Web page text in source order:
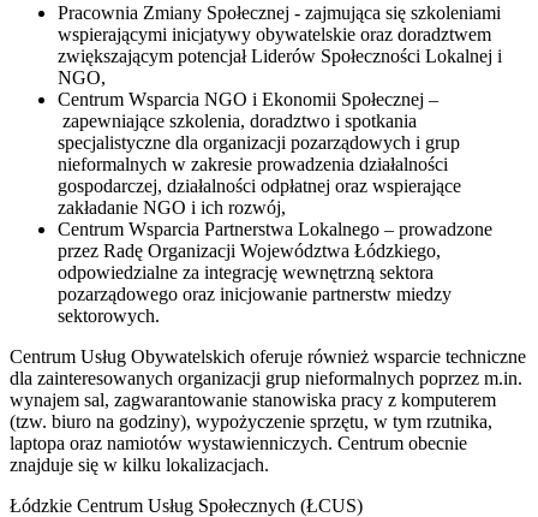
Pracownia Zmiany Społecznej - zajmująca się szkoleniami
wspierającymi inicjatywy obywatelskie oraz doradztwem
zwiększającym potencjał Liderów Społeczności Lokalnej i
NGO,
Centrum Wsparcia NGO i Ekonomii Społecznej –
zapewniające szkolenia, doradztwo i spotkania
specjalistyczne dla organizacji pozarządowych i grup
nieformalnych w zakresie prowadzenia działalności
gospodarczej, działalności odpłatnej oraz wspierające
zakładanie NGO i ich rozwój,
Centrum Wsparcia Partnerstwa Lokalnego – prowadzone
przez Radę Organizacji Województwa Łódzkiego,
odpowiedzialne za integrację wewnętrzną sektora
pozarządowego oraz inicjowanie partnerstw miedzy
sektorowych.
Centrum Usług Obywatelskich oferuje również wsparcie techniczne
dla zainteresowanych organizacji grup nieformalnych poprzez m.in.
wynajem sal, zagwarantowanie stanowiska pracy z komputerem
(tzw. biuro na godziny), wypożyczenie sprzętu, w tym rzutnika,
laptopa oraz namiotów wystawienniczych. Centrum obecnie
znajduje się w kilku lokalizacjach.
Łódzkie Centrum Usług Społecznych (ŁCUS)